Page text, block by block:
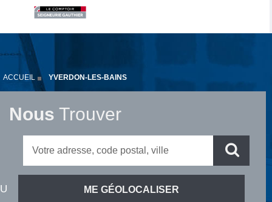
ACCUEIL YVERDON-LES-BAINS
Nous Trouver